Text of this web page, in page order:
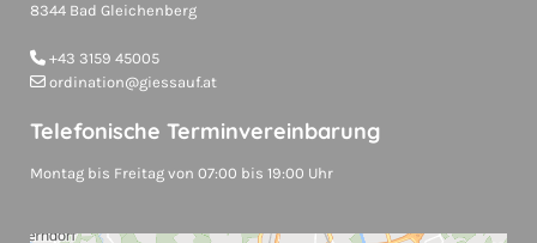
8344 Bad Gleichenberg
 +43 3159 45005
 ordination@giessauf.at
Telefonische Terminvereinbarung
Montag bis Freitag von 07:00 bis 19:00 Uhr